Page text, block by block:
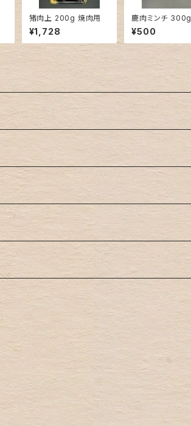
猪肉上 200g 焼肉用
¥1,728
鹿肉ミンチ 300g
¥500